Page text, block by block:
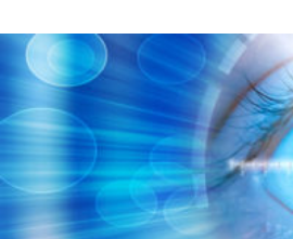
to
contentvinivida.lk